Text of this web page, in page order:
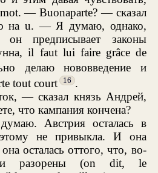
mot. — Buonaparte? — сказал
на u. — Я думаю, однако,
он предписывает законы
il faut lui faire grâce de
делаю нововведение и
tout court
16 .
— сказал князь Андрей,
что кампания кончена?
Австрия осталась в
не привыкла. И она
осталась оттого, что, во-
разорены (on dit, le